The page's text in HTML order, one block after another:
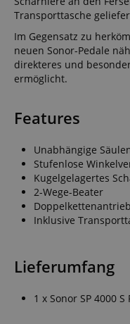
Transporttasche
Im Gegensatz zu
neuen Sonor-Pedale
direkteres und
ermöglicht.
Features
Unabhängige
Stufenlose
Kugelgelagertes
2-Wege-Beater
Doppelkettenantrieb
Inklusive
Lieferumfang
1 x Sonor SP 4000